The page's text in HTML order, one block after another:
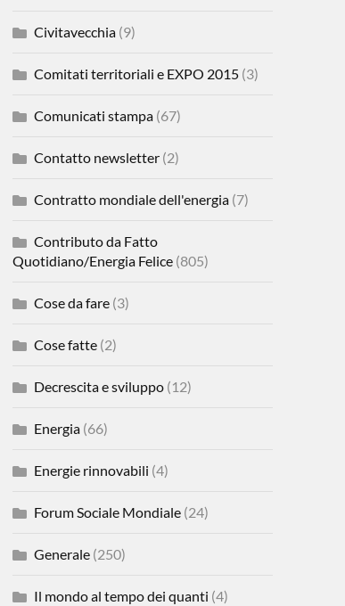
Civitavecchia(9)
Comitati territoriali e EXPO 2015(3)
Comunicati stampa(67)
Contatto newsletter(2)
Contratto mondiale dell'energia(7)
Contributo da Fatto
Quotidiano/Energia Felice(805)
Cose da fare(3)
Cose fatte(2)
Decrescita e sviluppo(12)
Energia(66)
Energie rinnovabili (4)
Forum Sociale Mondiale(24)
Generale(250)
Il mondo al tempo dei quanti (4)